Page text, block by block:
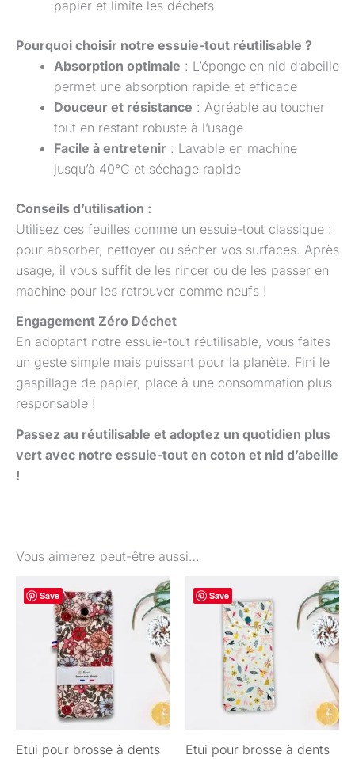
papier et limite les déchets
Pourquoi choisir notre essuie-tout réutilisable ?
Absorption optimale : L’éponge en nid d’abeille
permet une absorption rapide et efficace
Douceur et résistance : Agréable au toucher
tout en restant robuste à l’usage
Facile à entretenir : Lavable en machine
jusqu’à 40°C et séchage rapide
Conseils d’utilisation :
Utilisez ces feuilles comme un essuie-tout classique :
pour absorber, nettoyer ou sécher vos surfaces. Après
usage, il vous suffit de les rincer ou de les passer en
machine pour les retrouver comme neufs !
Engagement Zéro Déchet
En adoptant notre essuie-tout réutilisable, vous faites
un geste simple mais puissant pour la planète. Fini le
gaspillage de papier, place à une consommation plus
responsable !
Passez au réutilisable et adoptez un quotidien plus
vert avec notre essuie-tout en coton et nid d’abeille
!
Vous aimerez peut-être aussi…
Save
Etui pour brosse à dents
Save
Etui pour brosse à dents